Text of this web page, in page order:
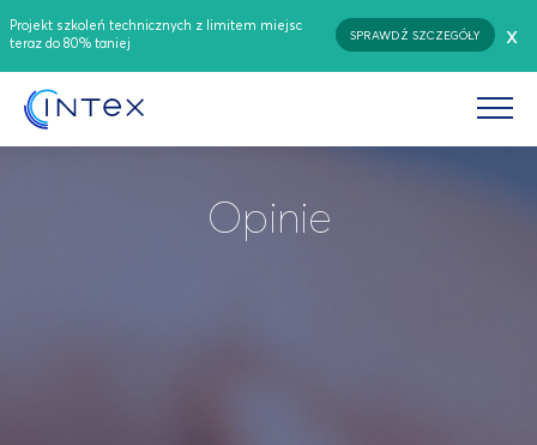
Projekt szkoleń technicznych z limitem miejsc
teraz do 80% taniej
SPRAWDŹ SZCZEGÓŁY x
Opinie